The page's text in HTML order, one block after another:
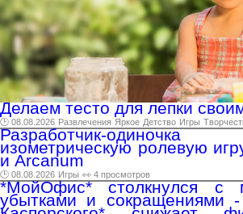
Делаем тесто для лепки
🕑 08.08.2026 Развлечения Яркое Детство Игры
Разработчик-одиночка
изометрическую ролевую
и Arcanum
🕑 08.08.2026 Игры 👀 4 просмотров
*МойОфис* столкнулся с
убытками и сокращениями -